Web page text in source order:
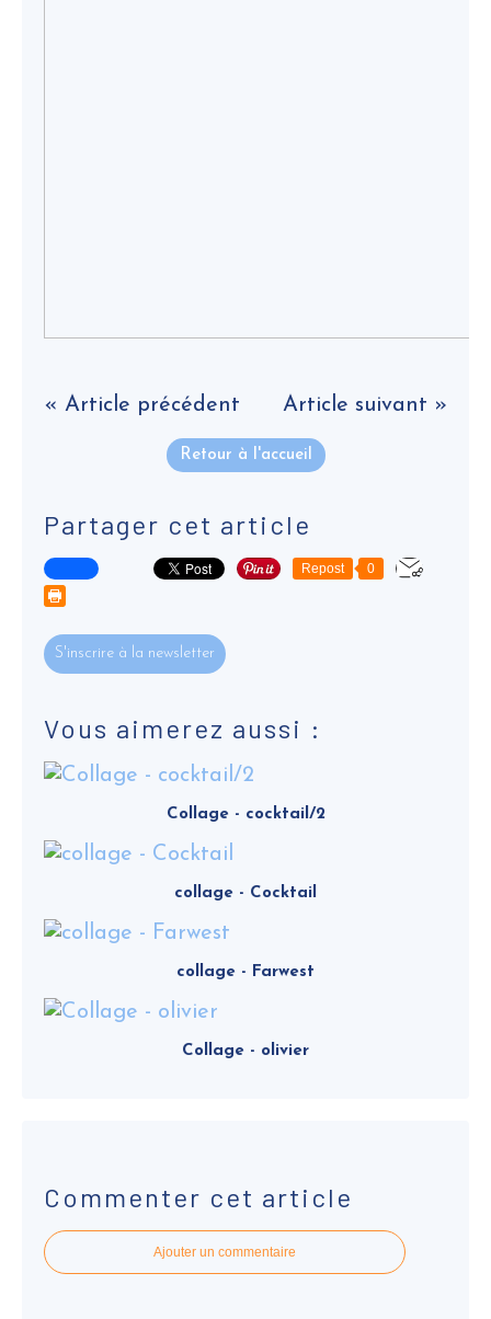
« Article précédent Article suivant »
Retour à l'accueil
Partager cet article
Repost 0
S'inscrire à la newsletter
Vous aimerez aussi :
Collage - cocktail/2
collage - Cocktail
collage - Farwest
Collage - olivier
Commenter cet article
Ajouter un commentaire